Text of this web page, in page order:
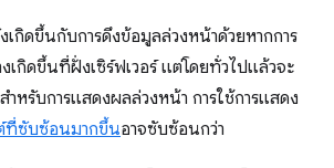
กิดขึ้นกับการดึงข้อมูลล่วงหน้าด้วยหากการ
เกิดขึ้นที่ฝั่งเซิร์ฟเวอร์ แต่โดยทั่วไปแล้วจะ
หรับการแสดงผลล่วงหน้า การใช้การแสดง
ที่ซับซ้อนมากขึ้นอาจซับซ้อนกว่า